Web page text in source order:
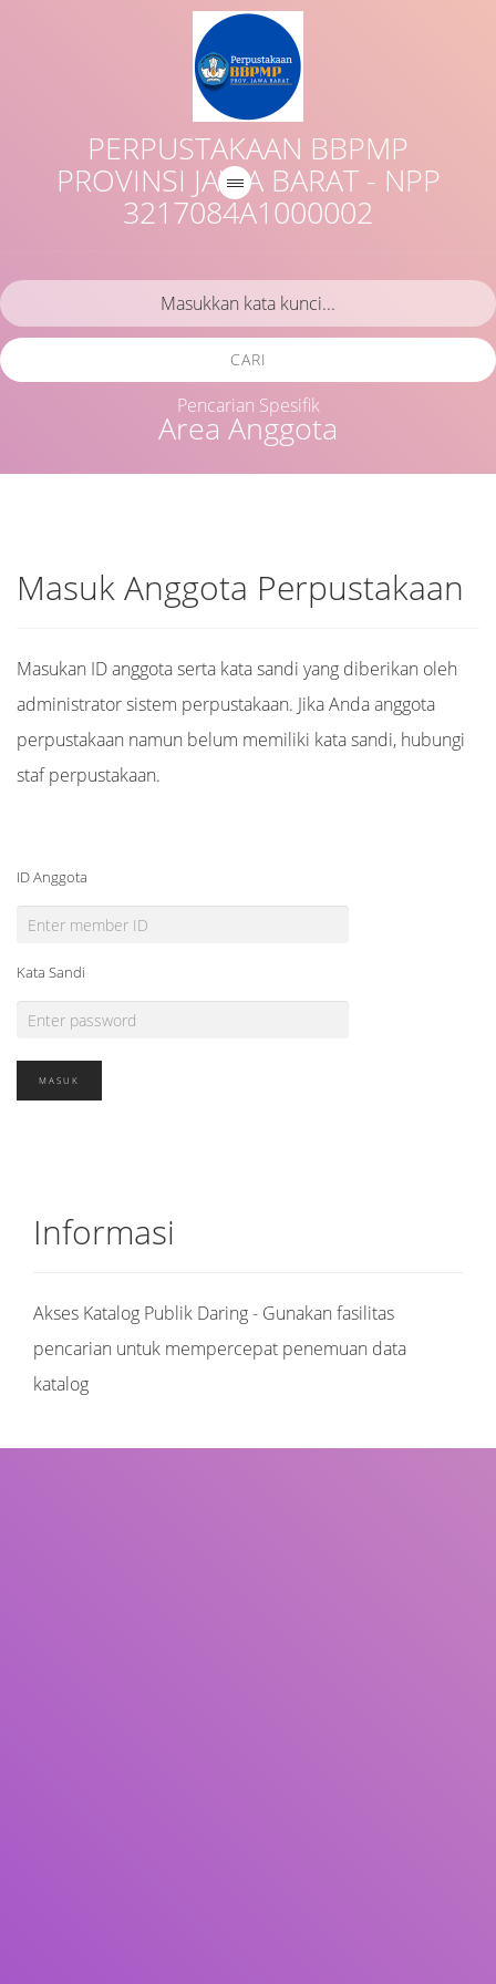
PERPUSTAKAAN BBPMP
PROVINSI JAWA BARAT - NPP
3217084A1000002
Area Anggota
CARI
Pencarian Spesifik
Masuk Anggota Perpustakaan
Masukan ID anggota serta kata sandi yang diberikan oleh
administrator sistem perpustakaan. Jika Anda anggota
perpustakaan namun belum memiliki kata sandi, hubungi
staf perpustakaan.
ID Anggota
Kata Sandi
Informasi
Akses Katalog Publik Daring - Gunakan fasilitas
pencarian untuk mempercepat penemuan data
katalog